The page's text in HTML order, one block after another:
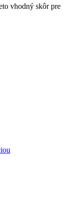
vhodný skôr pre